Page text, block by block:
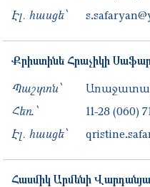
Էլ. հասցե՝
Քրիստինե Հրաչիկի
Պաշտոն՝
Հեռ․՝
11-28(060)
Էլ. հասցե՝
Հասմիկ Արմենի